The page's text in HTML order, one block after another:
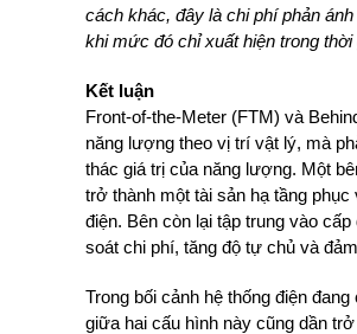
cách khác, đây là chi phí phản
khi mức đó chỉ xuất hiện trong thời
Kết luận
Front-of-the-Meter (FTM) và
năng lượng theo vị trí vật lý, mà
thác giá trị của năng lượng. Một
trở thành một tài sản hạ tầng
điện. Bên còn lại tập trung vào
soát chi phí, tăng độ tự chủ và
Trong bối cảnh hệ thống điện
giữa hai cấu hình này cũng dần